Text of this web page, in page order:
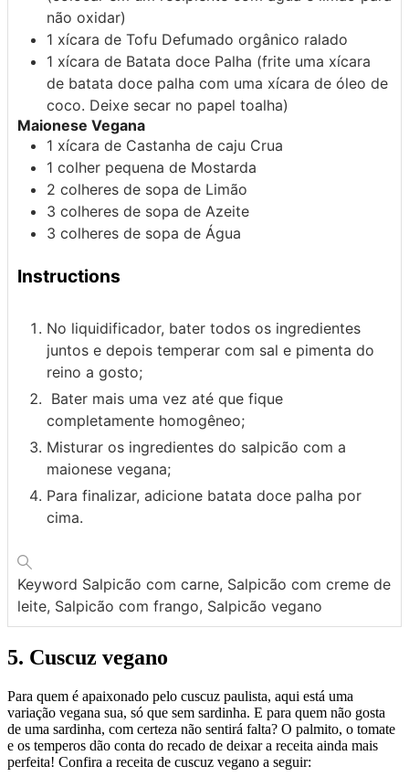
não oxidar)
1 xícara de Tofu Defumado orgânico ralado
1 xícara de Batata doce Palha (frite uma xícara
de batata doce palha com uma xícara de óleo de
coco. Deixe secar no papel toalha)
Maionese Vegana
1 xícara de Castanha de caju Crua
1 colher pequena de Mostarda
2 colheres de sopa de Limão
3 colheres de sopa de Azeite
3 colheres de sopa de Água
Instructions
No liquidificador, bater todos os ingredientes
juntos e depois temperar com sal e pimenta do
reino a gosto;
Bater mais uma vez até que fique
completamente homogêneo;
Misturar os ingredientes do salpicão com a
maionese vegana;
Para finalizar, adicione batata doce palha por
cima.
Keyword Salpicão com carne, Salpicão com creme de
leite, Salpicão com frango, Salpicão vegano
5. Cuscuz vegano
Para quem é apaixonado pelo cuscuz paulista, aqui está uma
variação vegana sua, só que sem sardinha. E para quem não gosta
de uma sardinha, com certeza não sentirá falta? O palmito, o tomate
e os temperos dão conta do recado de deixar a receita ainda mais
perfeita! Confira a receita de cuscuz vegano a seguir: